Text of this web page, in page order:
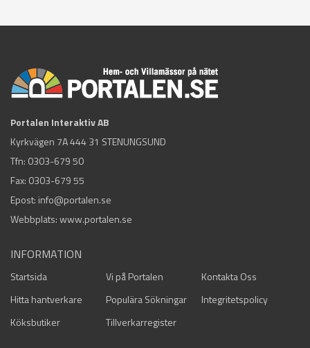
Portalen Interaktiv AB
Kyrkvägen 7A 444 31 STENUNGSUND
Tfn: 0303-679 50
Fax: 0303-679 55
Epost: info@portalen.se
Webbplats: www.portalen.se
INFORMATION
Startsida Vi på Portalen
Kontakta Oss
Hitta hantverkare
Populära Sökningar
Integritetspolicy
Köksbutiker
Tillverkarregister